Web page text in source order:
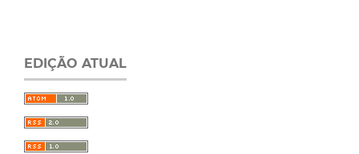
EDIÇÃO ATUAL